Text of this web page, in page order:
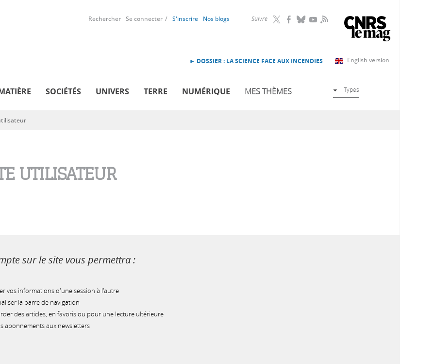
Suivre RSS
Rechercher Se connecter S'inscrire Nos blogs
English version
► DOSSIER : LA SCIENCE FACE AUX INCENDIES
SOCIÉTÉS UNIVERS TERRE NUMÉRIQUE MES THÈMES Types
UTILISATEUR
sur le site vous permettra :
vos informations d'une session à l'autre
la barre de navigation
des articles, en favoris ou pour une lecture ultérieure
abonnements aux newsletters